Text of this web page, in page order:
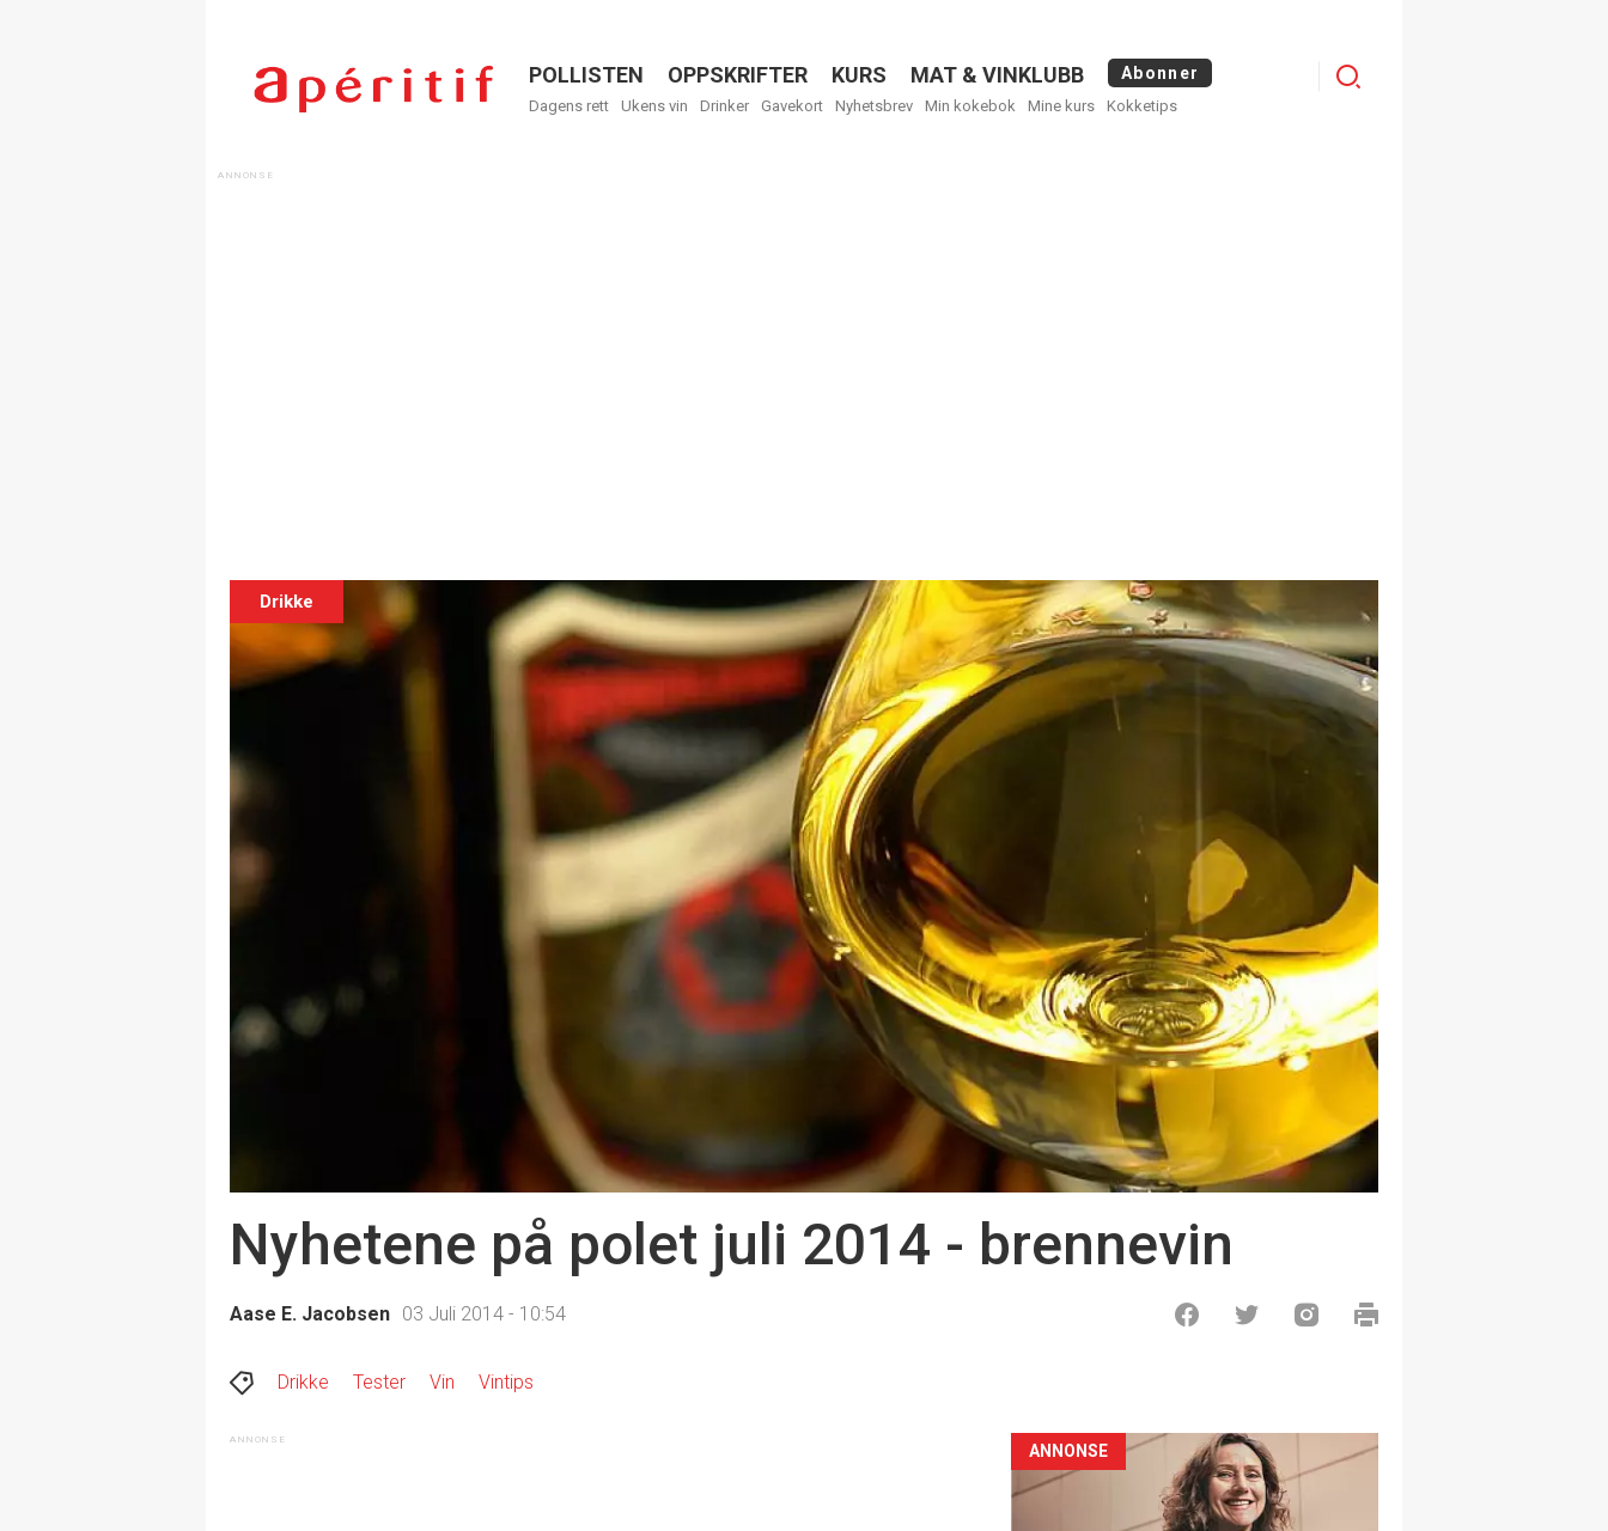
Menu
POLLISTEN OPPSKRIFTER KURS MAT & VINKLUBB Abonner
Dagens rett Ukens vin Drinker Gavekort Nyhetsbrev Min kokebok Mine kurs Kokketips
Logg
Drikke
Nyhetene på polet juli 2014 - brennevin
Aase E. Jacobsen 03 Juli 2014 - 10:54
Drikke Tester Vin Vintips
ANNONSE